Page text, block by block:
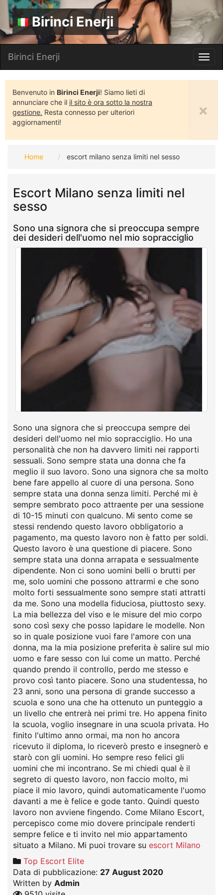
Birinci Enerji
Birinci Enerji
Benvenuto in Birinci Enerji! Siamo lieti di
annunciare che il il sito è ora sotto la nostra
gestione. Resta connesso per ulteriori
aggiornamenti!
×
Home escort milano senza limiti nel sesso
Escort Milano senza limiti nel
sesso
Sono una signora che si preoccupa sempre
dei desideri dell'uomo nel mio sopracciglio
Sono una signora che si preoccupa sempre dei
desideri dell'uomo nel mio sopracciglio. Ho una
personalità che non ha davvero limiti nei rapporti
sessuali. Sono sempre stata una donna che fa
meglio il suo lavoro. Sono una signora che sa molto
bene fare appello al cuore di una persona. Sono
sempre stata una donna senza limiti. Perché mi è
sempre sembrato poco attraente per una sessione
di 10-15 minuti con qualcuno. Mi sento come se
stessi rendendo questo lavoro obbligatorio a
pagamento, ma questo lavoro non è fatto per soldi.
Questo lavoro è una questione di piacere. Sono
sempre stata una donna arrapata e sessualmente
dipendente. Non ci sono uomini belli o brutti per
me, solo uomini che possono attrarmi e che sono
molto forti sessualmente sono sempre stati attratti
da me. Sono una modella fiduciosa, piuttosto sexy.
La mia bellezza del viso e le misure del mio corpo
sono così sexy che posso lapidare le modelle. Non
so in quale posizione vuoi fare l'amore con una
donna, ma la mia posizione preferita è salire sul mio
uomo e fare sesso con lui come un matto. Perché
quando prendo il controllo, perdo me stesso e
provo così tanto piacere. Sono una studentessa, ho
23 anni, sono una persona di grande successo a
scuola e sono una che ha ottenuto un punteggio a
un livello che entrerà nei primi tre. Ho appena finito
la scuola, voglio insegnare in una scuola privata. Ho
finito l'ultimo anno ormai, ma non ho ancora
ricevuto il diploma, lo riceverò presto e insegnerò e
starò con gli uomini. Ho sempre reso felici gli
uomini che mi incontrano. Se mi chiedi qual è il
segreto di questo lavoro, non faccio molto, mi
piace il mio lavoro, quindi automaticamente l'uomo
davanti a me è felice e gode tanto. Quindi questo
lavoro non avviene fingendo. Come Milano Escort,
percepisco come mio dovere principale renderti
sempre felice e ti invito nel mio appartamento
situato a Milano. Mi puoi trovare su escort Milano
Top Escort Elite
Data di pubblicazione: 27 August 2020
Written by Admin